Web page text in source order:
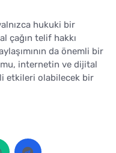
hukuki bir
çağın telif hakkı
da önemli bir
internetin ve dijital
etkileri olabilecek bir